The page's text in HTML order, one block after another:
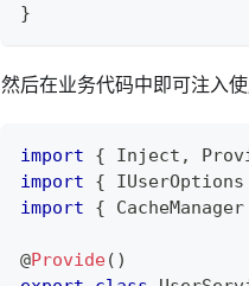
}
然后在业务代码中即可注入使
import { Inject ,
import
{ IUserOptions
import
{ CacheManager
@Provide( )